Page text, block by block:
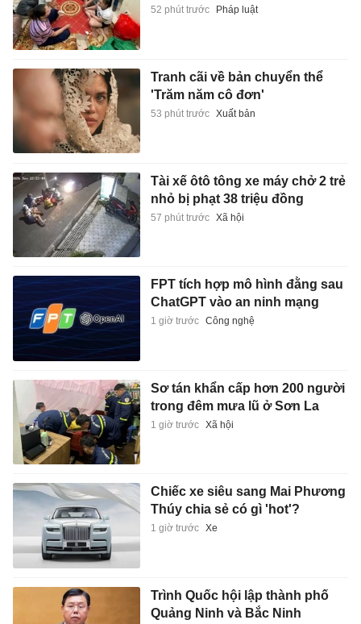
52 phút trước Pháp luật
Tranh cãi về bản chuyển thể
'Trăm năm cô đơn'
53 phút trước Xuất bản
Tài xế ôtô tông xe máy chở 2 trẻ
nhỏ bị phạt 38 triệu đồng
57 phút trước Xã hội
FPT tích hợp mô hình đằng sau
ChatGPT vào an ninh mạng
1 giờ trước Công nghệ
Sơ tán khẩn cấp hơn 200 người
trong đêm mưa lũ ở Sơn La
1 giờ trước Xã hội
Chiếc xe siêu sang Mai Phương
Thúy chia sẻ có gì 'hot'?
1 giờ trước Xe
Trình Quốc hội lập thành phố
Quảng Ninh và Bắc Ninh